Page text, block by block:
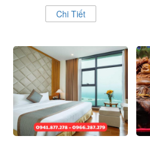
CŨ TIỆN LỢI, UY TÍN TẠI VIỆT
VƯỢNG
Chi Tiết